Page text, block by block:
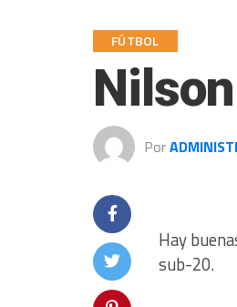
FÚTBOL
Por
Hay
sub-20.